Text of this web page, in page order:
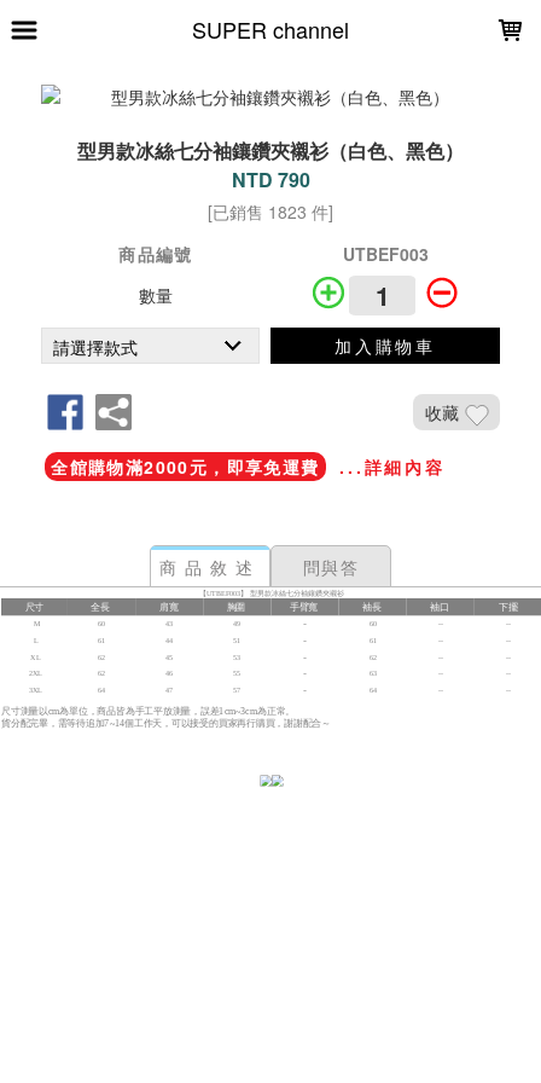
SUPER channel
型男款冰絲七分袖鑲鑽夾襯衫（白色、黑色）
NTD 790
[已銷售 1823 件]
商品編號
UTBEF003
數量
加入購物車
收藏
全館購物滿2000元，即享免運費 ...詳細內容
商品敘述 問與答